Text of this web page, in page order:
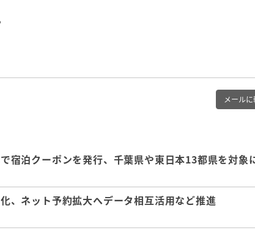
メール
宿泊クーポンを発行、千葉県や東日本13都県を対象
、ネット予約拡大へデータ相互活用など推進